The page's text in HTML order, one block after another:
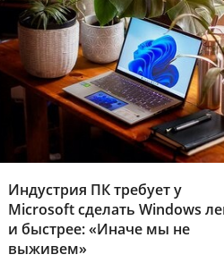
Индустрия ПК требует у
Microsoft сделать Windows
и быстрее: «Иначе мы не
выживем»